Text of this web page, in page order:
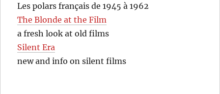
Les polars français de 1945 à 1962
The Blonde at the Film
a fresh look at old films
Silent Era
new and info on silent films